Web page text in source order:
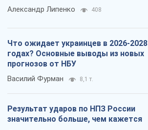
Александр Липенко 408
Что ожидает украинцев в 2026-2028
годах? Основные выводы из новых
прогнозов от НБУ
Василий Фурман 8,1 т.
Результат ударов по НПЗ России
значительно больше, чем кажется